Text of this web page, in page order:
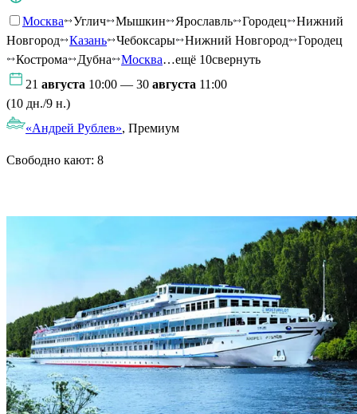
Москва Углич Мышкин Ярославль Городец
Нижний
Новгород
Казань Чебоксары Нижний Новгород
Городец
Кострома
Дубна Москва…ещё 10свернуть
21 августа 10:00 — 30 августа 11:00
(10 дн./9 н.)
«Андрей Рублев», Премиум
Свободно кают: 8